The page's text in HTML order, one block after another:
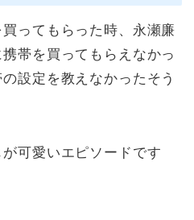
ってもらった時、永瀬廉
帯を買ってもらえなかっ
設定を教えなかったそう
可愛いエピソードです